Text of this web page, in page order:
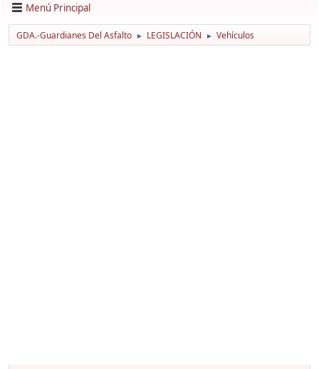
Menú Principal
GDA.-Guardianes Del Asfalto ► LEGISLACIÓN ► Vehículos